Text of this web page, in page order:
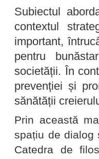
Subiectul
contextul
important,
pentru
societății. În
prevenției și
sănătății
Prin această
spațiu de dialog
Catedra de